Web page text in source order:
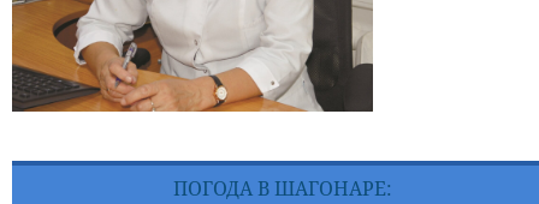
ПОГОДА В ШАГОНАРЕ: